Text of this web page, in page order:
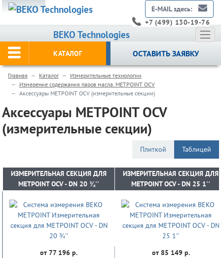
BEKO Technologies
E-MAIL здесь:
+7 (499) 130-19-76
КАТАЛОГ ОСТАВИТЬ ЗАЯВКУ
Главная Каталог
Измерительные технологии
Измерение содержания паров масла. METPOINT OCV
Аксессуары METPOINT OCV (измерительные секции)
Аксессуары METPOINT OCV
(измерительные секции)
Плиткой Таблицей
ИЗМЕРИТЕЛЬНАЯ СЕКЦИЯ ДЛЯ
METPOINT OCV - DN 20 ¾''
ИЗМЕРИТЕЛЬНАЯ СЕКЦИЯ ДЛЯ
METPOINT OCV - DN 25 1''
ИЗМЕРИТЕЛЬНАЯ СЕКЦИЯ ДЛЯ
METPOINT OCV - DN 20 ¾''
ИЗМЕРИТЕЛЬНАЯ СЕКЦИЯ ДЛЯ
METPOINT OCV - DN 25 1''
от 77 196 р.
от 85 149 р.